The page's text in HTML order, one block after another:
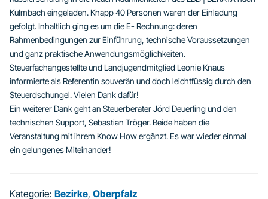
Kulmbach eingeladen. Knapp 40 Personen waren der Einladung
gefolgt. Inhaltlich ging es um die E- Rechnung: deren
Rahmenbedingungen zur Einführung, technische Voraussetzungen
und ganz praktische Anwendungsmöglichkeiten.
Steuerfachangestellte und Landjugendmitglied Leonie Knaus
informierte als Referentin souverän und doch leichtfüssig durch den
Steuerdschungel. Vielen Dank dafür!
Ein weiterer Dank geht an Steuerberater Jörd Deuerling und den
technischen Support, Sebastian Tröger. Beide haben die
Veranstaltung mit ihrem Know How ergänzt. Es war wieder einmal
ein gelungenes Miteinander!
Kategorie: Bezirke, Oberpfalz